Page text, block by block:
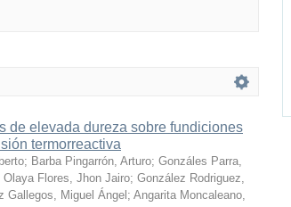
de elevada dureza sobre fundiciones
termorreactiva
; Barba Pingarrón, Arturo; Gonzáles Parra,
Olaya Flores, Jhon Jairo; González Rodriguez,
Gallegos, Miguel Ángel ; Angarita Moncaleano,